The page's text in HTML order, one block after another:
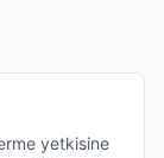
yetkisine